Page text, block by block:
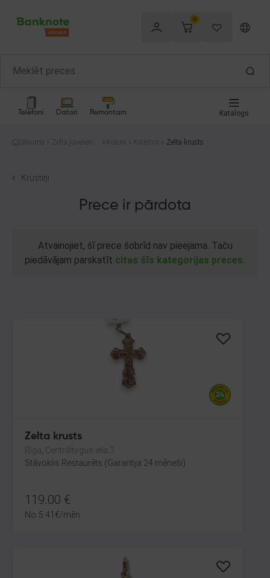
0
Telefoni Datori Remontam Katalogs
Sākums
Zelta juvelierizs
Kuloni Krustiņi Zelta krusts
Krustiņi
Prece ir pārdota
Atvainojiet, šī prece šobrīd nav pieejama. Taču
piedāvājam parskatīt citas šīs kategorijas preces.
Zelta krusts
Rīga, Centrāltirgus iela 3
Stāvoklis Restaurēts (Garantija 24 mēneši)
119.00 €
No 5.41 €/mēn.